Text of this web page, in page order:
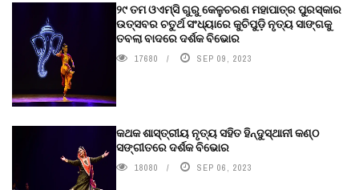
୨୯ ତମ ଓଏମ୍‌ସି ଗୁରୁ କେଳୁଚରଣ ମହାପାତ୍ର ପୁରସ୍କାର
ଉତ୍ସବର ଚତୁର୍ଥ ସଂଧ୍ୟାରେ କୁଚିପୁଡ଼ି ନୃତ୍ୟ ସାଙ୍ଗକୁ
ତବଲା ବାଦରେ ଦର୍ଶକ ବିଭୋର
17680 SEP 09, 2023
କଥକ ଶାସ୍ତ୍ରୀୟ ନୃତ୍ୟ ସହିତ ହିନ୍ଦୁସ୍ଥାନୀ କଣ୍ଠ
ସଙ୍ଗୀତରେ ଦର୍ଶକ ବିଭୋର
18080 SEP 06, 2023